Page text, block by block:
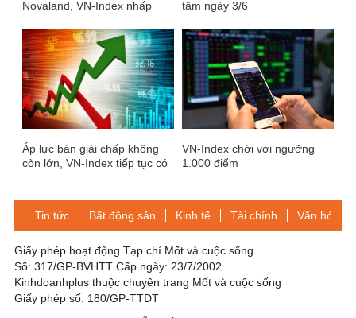
Novaland, VN-Index nhấp
tâm ngày 3/6
Áp lực bán giải chấp không
còn lớn, VN-Index tiếp tục có
VN-Index chới với ngưỡng
1.000 điểm
Tin tức Bất động sản Kinh tế Tài chính Văn hóa-
Giấy phép hoạt động Tạp chí Mốt và cuộc sống
Số: 317/GP-BVHTT Cấp ngày: 23/7/2002
Kinhdoanhplus thuộc chuyên trang Mốt và cuộc sống
Giấy phép số: 180/GP-TTDT